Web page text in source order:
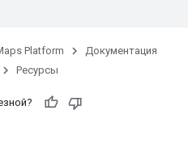
Platform
Документация
Ресурсы